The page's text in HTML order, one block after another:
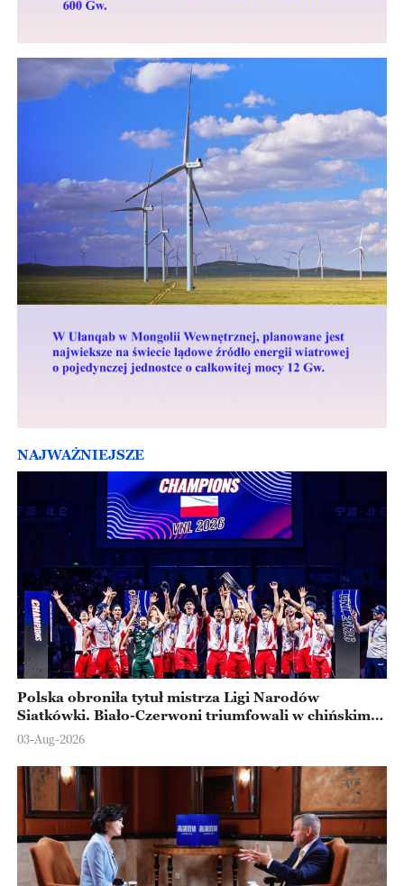
NAJWAŻNIEJSZE
Polska obroniła tytuł mistrza Ligi Narodów
Siatkówki. Biało-Czerwoni triumfowali w chińskim
Ningbo
03-Aug-2026